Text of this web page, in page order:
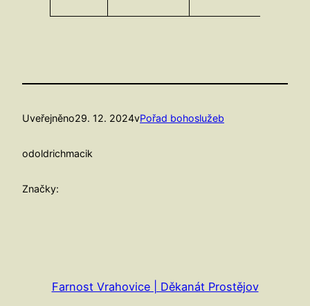
Uveřejněno29. 12. 2024vPořad bohoslužeb
odoldrichmacik
Značky:
Farnost Vrahovice | Děkanát Prostějov